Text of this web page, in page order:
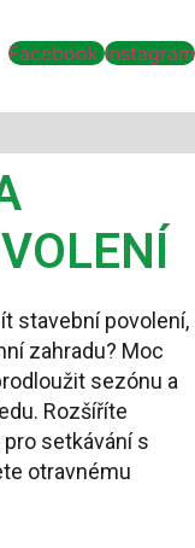
Facebook Instagram
stavební povolení,
zahradu? Moc
sezónu a
Rozšíříte
setkávání s
otravnému